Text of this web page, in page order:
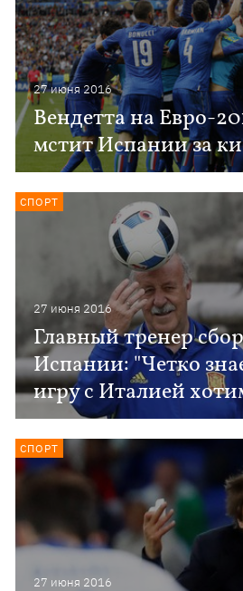
27 июня 2016
Вендетта на Евро-
мстит Испании за
27 июня 2016
Главный тренер
Испании: "Четко
игру с Италией
СПОРТ
27 июня 2016
СПОРТ